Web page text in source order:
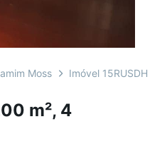
Moss Imóvel 15RUSDH
m², 4